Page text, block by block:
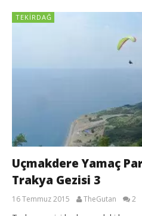
TEKIRDAĞ
Uçmakdere Yamaç
Trakya Gezisi 3
16 Temmuz 2015 TheGutan 2